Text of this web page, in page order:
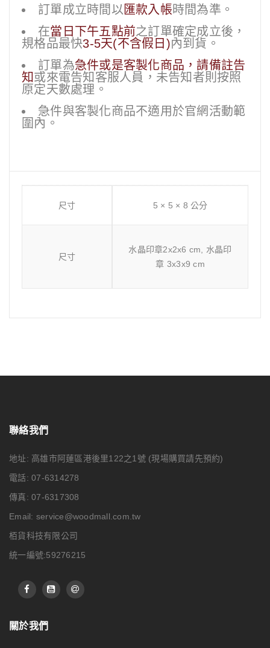
訂單成立時間以 匯款入帳時間為準。
在當日下午五點前之訂單確定成立後，
規格品最快3-5天(不含假日)內到貨。
訂單為急件或是客製化商品，請備註告
知或來電告知客服人員，未告知者則按照
原定天數處理。
急件與客製化商品不適用於官網活動範
圍內。
尺寸 5 × 5 × 8 公分
尺寸
水晶印章2x2x6 cm, 水晶印
章 3x3x9 cm
聯絡我們
地址: 高雄市阿蓮區港後里122之1號 (現場購買請先預約)
電話: 07-6314278
傳真: 07-6317308
Email: service@woodmall.com.tw
栢貨科技有限公司
統一編號:59276215
關於我們